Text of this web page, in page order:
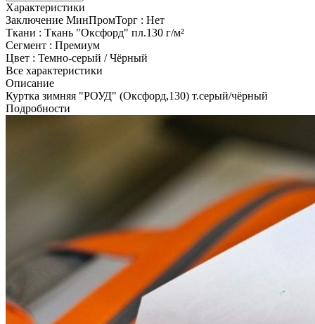
Характеристики
Заключение МинПромТорг : Нет
Ткани : Ткань "Оксфорд" пл.130 г/м²
Сегмент : Премиум
Цвет : Темно-серый / Чёрный
Все характеристики
Описание
Куртка зимняя "РОУД" (Оксфорд,130) т.серый/чёрный
Подробности